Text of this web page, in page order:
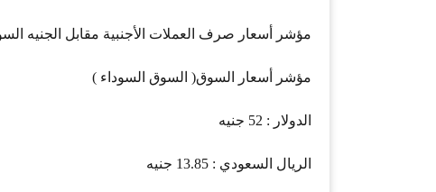
مؤشر أسعار صرف العملات الأجنبية مقابل الجنيه السوداني
مؤشر أسعار السوق( السوق السوداء )
الدولار : 52 جنيه
الريال السعودي : 13.85 جنيه